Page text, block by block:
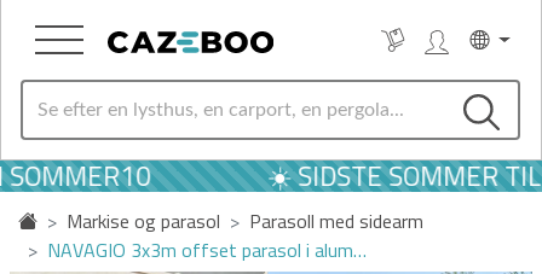
☀️ SIDSTE SOMMER
Markise og parasol
Parasoll med sidearm
NAVAGIO 3x3m offset parasol i alum…